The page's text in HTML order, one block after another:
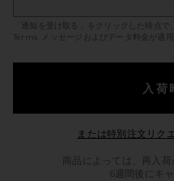
「通知を受け取る」をクリックした時点
Terms
. メッセージおよびデータ料金が適
入荷
または特別注文リク
商品によっては、再入
6週間後にキ